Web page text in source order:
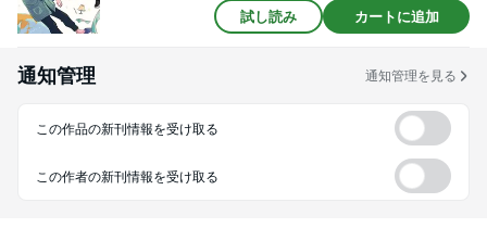
試し読み カートに追加
通知管理 通知管理を見る
この作品の新刊情報を受け取る
この作者の新刊情報を受け取る